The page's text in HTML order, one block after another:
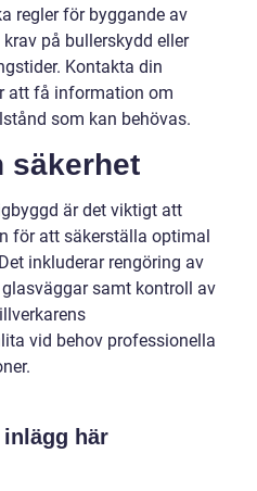
regler för byggande av
på bullerskydd eller
Kontakta din
att få information om
som kan behövas.
säkerhet
är det viktigt att
för att säkerställa optimal
inkluderar rengöring av
samt kontroll av
vid behov professionella
här